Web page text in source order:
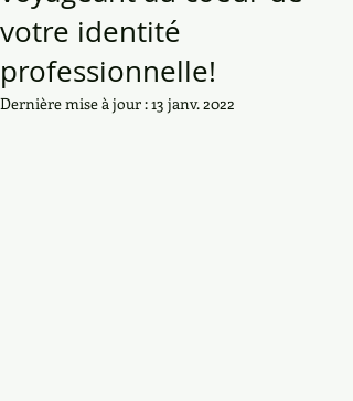
votre identité
professionnelle!
Dernière mise à jour :13 janv. 2022